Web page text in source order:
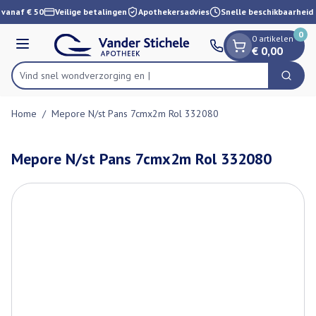
Ga naar de inhoud
1 van 1
€ 50 Veilige betalingen Apothekersadvies Snelle beschikbaarheid
Menu
Product, merk, categorie...
Vind snel wondverzor Zoek
0 artikelen
€ 0,00
0
Home / Mepore N/st Pans 7cmx2m Rol 332080
Mepore N/st Pans 7cmx2m Rol 332080